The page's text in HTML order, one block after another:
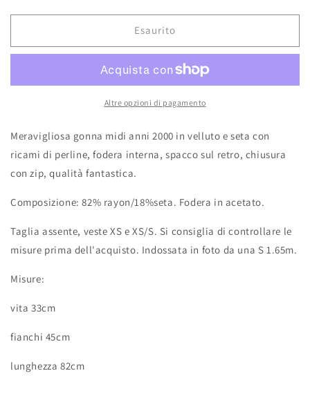
Esaurito
Altre opzioni di pagamento
Meravigliosa gonna midi anni 2000 in velluto e seta con
ricami di perline, fodera interna, spacco sul retro, chiusura
con zip, qualità fantastica.
Composizione: 82% rayon/18%seta. Fodera in acetato.
Taglia assente, veste XS e XS/S. Si consiglia di controllare le
misure prima dell'acquisto. Indossata in foto da una S 1.65m.
Misure:
vita 33cm
fianchi 45cm
lunghezza 82cm